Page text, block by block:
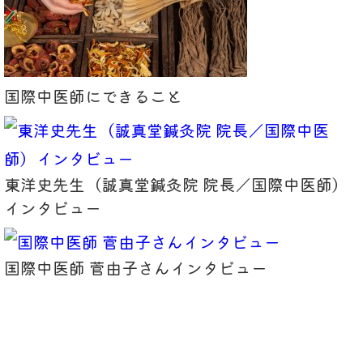
国際中医師にできること
東洋史先生（誠真堂鍼灸院 院長／国際中医師）
インタビュー
国際中医師 菅由子さんインタビュー